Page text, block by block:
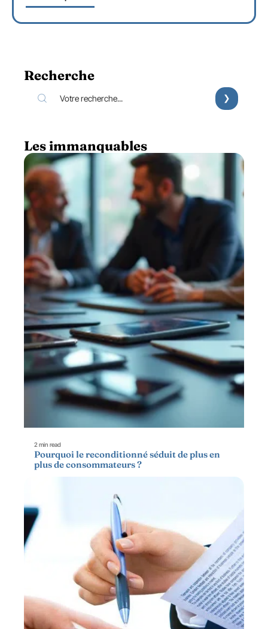
Recherche
Les immanquables
2 min read
Pourquoi le reconditionné séduit de plus en
plus de consommateurs ?